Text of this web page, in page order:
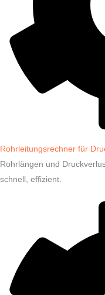
Rohrleitungsrechner für
Rohrlängen und
schnell, effizient.